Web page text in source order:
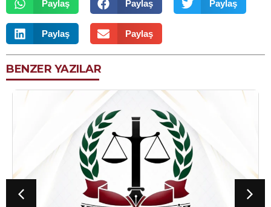
Paylaş Paylaş Paylaş
Paylaş Paylaş
BENZER YAZILAR